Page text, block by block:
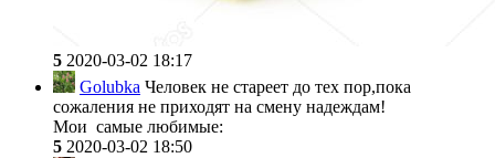
5 2020-03-02 18:17
Golubka Человек не стареет до тех пор,пока
сожаления не приходят на смену надеждам!
Мои самые любимые:
5 2020-03-02 18:50